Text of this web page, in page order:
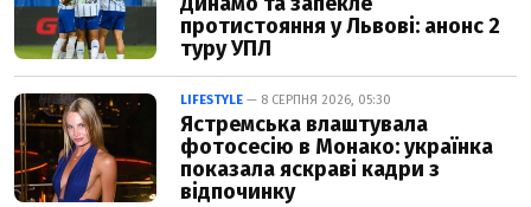
протистояння у Львові: анонс 2
туру УПЛ
LIFESTYLE — 8 СЕРПНЯ 2026, 05:30
Ястремська влаштувала
фотосесію в Монако: українка
показала яскраві кадри з
відпочинку